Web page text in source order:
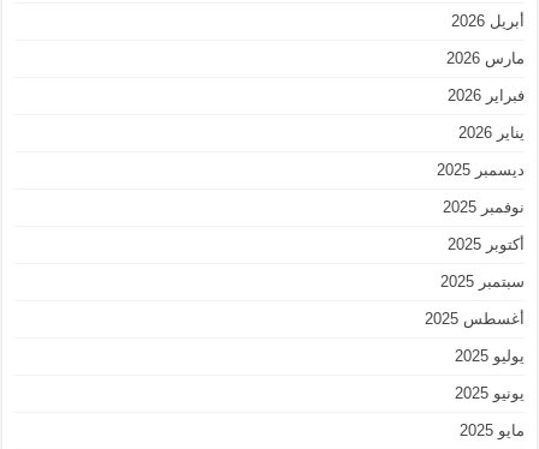
أبريل 2026
مارس 2026
فبراير 2026
يناير 2026
ديسمبر 2025
نوفمبر 2025
أكتوبر 2025
سبتمبر 2025
أغسطس 2025
يوليو 2025
يونيو 2025
مايو 2025